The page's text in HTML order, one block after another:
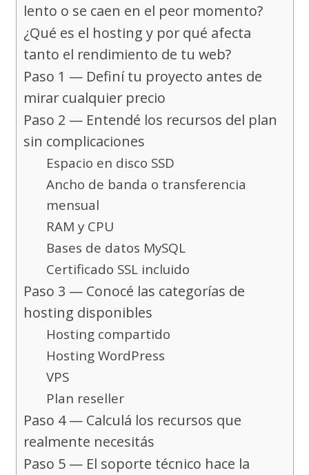
lento o se caen en el peor momento?
¿Qué es el hosting y por qué afecta
tanto el rendimiento de tu web?
Paso 1 — Definí tu proyecto antes de
mirar cualquier precio
Paso 2 — Entendé los recursos del plan
sin complicaciones
Espacio en disco SSD
Ancho de banda o transferencia
mensual
RAM y CPU
Bases de datos MySQL
Certificado SSL incluido
Paso 3 — Conocé las categorías de
hosting disponibles
Hosting compartido
Hosting WordPress
VPS
Plan reseller
Paso 4 — Calculá los recursos que
realmente necesitás
Paso 5 — El soporte técnico hace la